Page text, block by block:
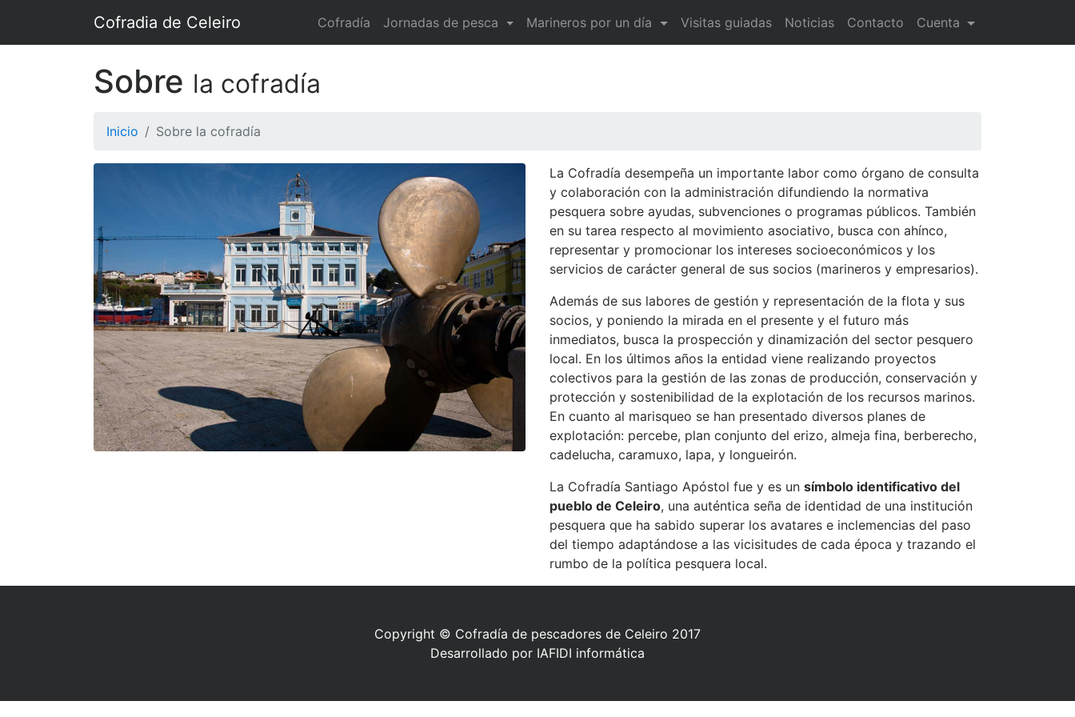
Cofradia de Celeiro Cofradía Jornadas de pesca Marineros por un día Visitas guiadas Noticias Contacto Cuenta
Sobre la cofradía
Inicio Sobre la cofradía
La Cofradía desempeña un importante labor como órgano de consulta
y colaboración con la administración difundiendo la normativa
pesquera sobre ayudas, subvenciones o programas públicos. También
en su tarea respecto al movimiento asociativo, busca con ahínco,
representar y promocionar los intereses socioeconómicos y los
servicios de carácter general de sus socios (marineros y empresarios).
Además de sus labores de gestión y representación de la flota y sus
socios, y poniendo la mirada en el presente y el futuro más
inmediatos, busca la prospección y dinamización del sector pesquero
local. En los últimos años la entidad viene realizando proyectos
colectivos para la gestión de las zonas de producción, conservación y
protección y sostenibilidad de la explotación de los recursos marinos.
En cuanto al marisqueo se han presentado diversos planes de
explotación: percebe, plan conjunto del erizo, almeja fina, berberecho,
cadelucha, caramuxo, lapa, y longueirón.
La Cofradía Santiago Apóstol fue y es un símbolo identificativo del
pueblo de Celeiro, una auténtica seña de identidad de una institución
pesquera que ha sabido superar los avatares e inclemencias del paso
del tiempo adaptándose a las vicisitudes de cada época y trazando el
rumbo de la política pesquera local.
Copyright © Cofradía de pescadores de Celeiro 2017
Desarrollado por IAFIDI informática